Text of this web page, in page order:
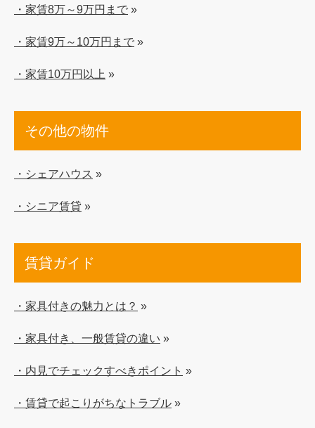
・家賃8万～9万円まで »
・家賃9万～10万円まで »
・家賃10万円以上 »
その他の物件
・シェアハウス »
・シニア賃貸 »
賃貸ガイド
・家具付きの魅力とは？ »
・家具付き、一般賃貸の違い »
・内見でチェックすべきポイント »
・賃貸で起こりがちなトラブル »